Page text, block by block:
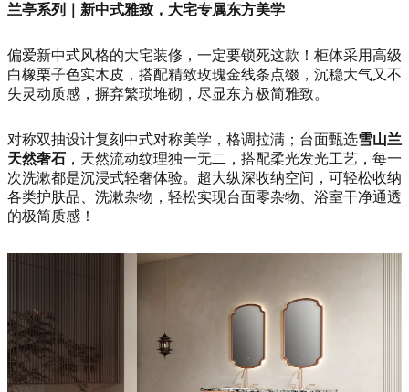
兰亭系列｜新中式雅致，大宅专属东方美学
偏爱新中式风格的大宅装修，一定要锁死这款！柜体采用高级
白橡栗子色实木皮，搭配精致玫瑰金线条点缀，沉稳大气又不
失灵动质感，摒弃繁琐堆砌，尽显东方极简雅致。
对称双抽设计复刻中式对称美学，格调拉满；台面甄选雪山兰
天然奢石 ，天然流动纹理独一无二，搭配柔光发光工艺，每一
次洗漱都是沉浸式轻奢体验。超大纵深收纳空间，可轻松收纳
各类护肤品、洗漱杂物，轻松实现台面零杂物、浴室干净通透
的极简质感！